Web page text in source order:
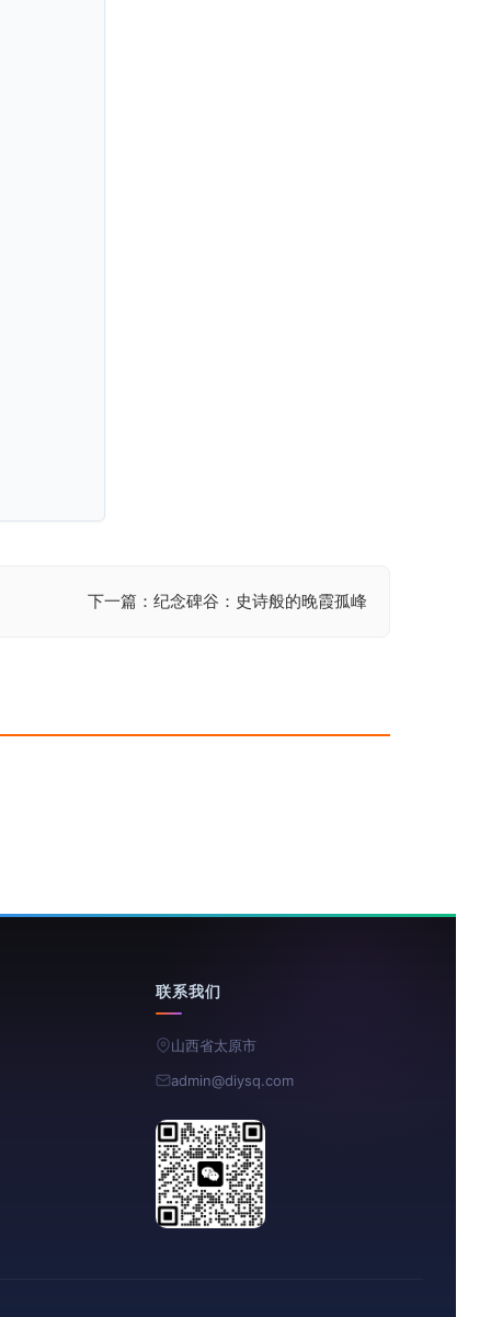
下一篇：纪念碑谷：史诗般的晚霞孤峰
联系我们
山西省太原市
admin@diysq.com